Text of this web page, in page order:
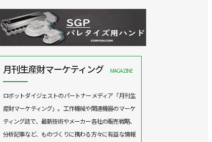
月刊生産財マーケティング MAGAZINE
ロボットダイジェストのパートナーメディア「月刊生
産財マーケティング」。工作機械や関連機器のマーケ
ティング誌で、最新技術やメーカー各社の販売戦略、
分析記事など、ものづくりに携わる方々に有益な情報